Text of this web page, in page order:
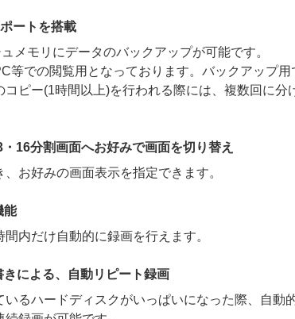
ートを搭載
メモリにデータのバックアップが可能です。
等での閲覧用となっております。バックアップ用
コピー(1時間以上)を行われる際には、複数回に分
16分割画面へお好みで画面を切り替え
お好みの画面表示を指定できます。
能
内だけ自動的に録画を行えます。
による、自動リピート録画
いるハードディスクがいっぱいになった際、自動